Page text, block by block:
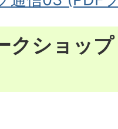
クショッ